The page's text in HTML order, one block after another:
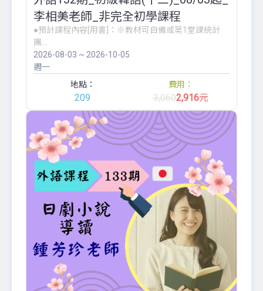
李相美老師_非完全初學課程
●預計課程內容[用書]：※教材可自備或第1堂課統計
團...
2026-08-03 ~ 2026-10-05
週一
地點：
209
費用：
3,0602,916元